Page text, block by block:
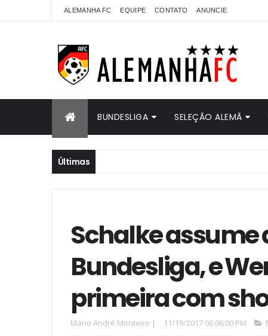
ALEMANHA FC EQUIPE CONTATO ANUNCIE
BUNDESLIGA SELEÇÃO ALEMÃ
Últimas
Schalke
Bundesliga, e
primeira com
Mário André Monteiro | 11/19/2017 06:06:00 PM